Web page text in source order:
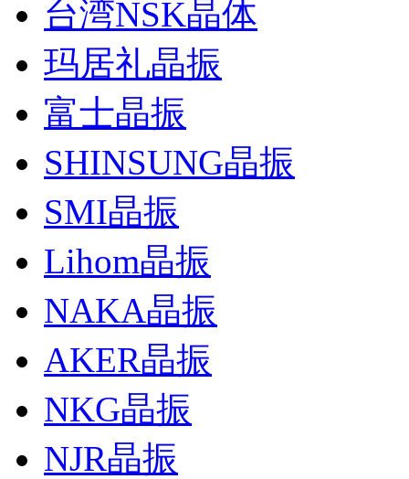
台湾NSK晶体
玛居礼晶振
富士晶振
SHINSUNG晶振
SMI晶振
Lihom晶振
NAKA晶振
AKER晶振
NKG晶振
NJR晶振